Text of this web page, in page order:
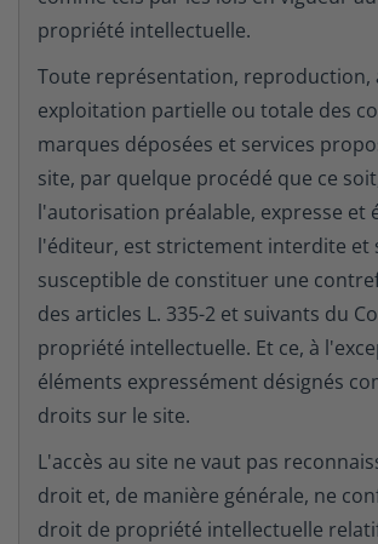
propriété intellectuelle.
Toute représentation, reproduction,
exploitation partielle ou totale des
marques déposées et services
site, par quelque procédé que ce
l'autorisation préalable, expresse et
l'éditeur, est strictement interdite et
susceptible de constituer une
des articles L. 335-2 et suivants du
propriété intellectuelle. Et ce, à
éléments expressément désignés
droits sur le site.
L'accès au site ne vaut pas
droit et, de manière générale, ne
droit de propriété intellectuelle